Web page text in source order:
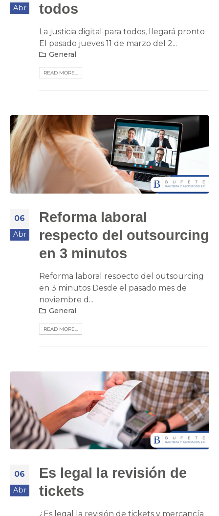
Abr
todos
La justicia digital para todos, llegará pronto
El pasado jueves 11 de marzo del 2...
General
READ MORE...
06
Abr
Reforma laboral
respecto del outsourcing
en 3 minutos
Reforma laboral respecto del outsourcing
en 3 minutos Desde el pasado mes de
noviembre d...
General
READ MORE...
06
Abr
Es legal la revisión de
tickets
¿Es legal la revisión de tickets y mercancía